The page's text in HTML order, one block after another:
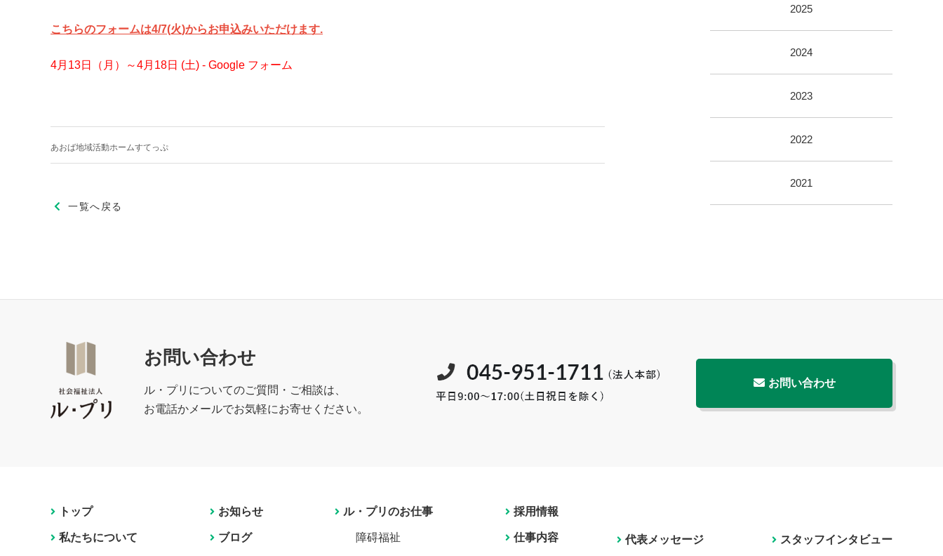
こちらのフォームは4/7(火)からお申込みいただけます.
4月13日（月）～4月18日 (土) - Google フォーム
あおば地域活動ホームすてっぷ
一覧へ戻る
2025
2024
2023
2022
2021
お問い合わせ
ル・プリについてのご質問・ご相談は、
お電話かメールでお気軽にお寄せください。
お問い合わせ
トップ
私たちについて
お知らせ
ブログ
ル・プリのお仕事
障碍福祉
採用情報
仕事内容 代表メッセージ スタッフインタビュー